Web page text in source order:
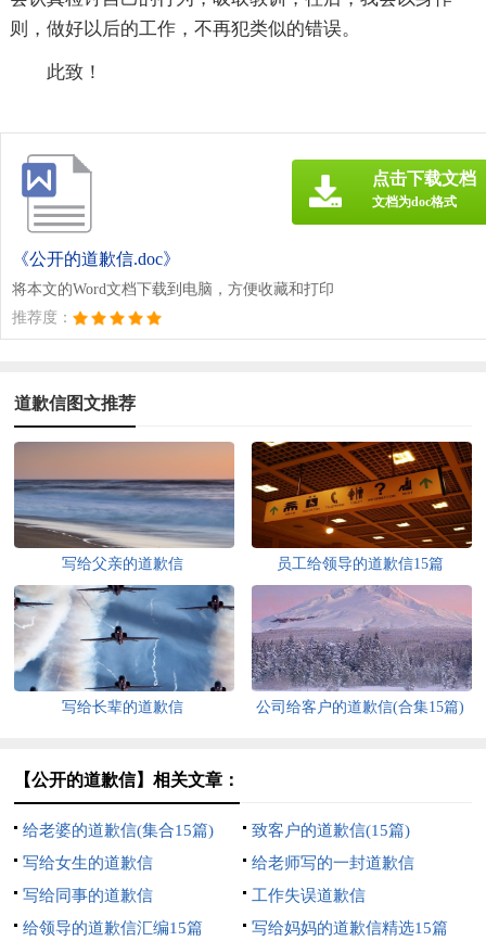
则，做好以后的工作，不再犯类似的错误。
此致！
《公开的道歉信.doc》
将本文的Word文档下载到电脑，方便收藏和打印
推荐度：
点击下载文档
文档为doc格式
道歉信图文推荐
写给父亲的道歉信 员工给领导的道歉信15篇
写给长辈的道歉信 公司给客户的道歉信(合集15篇)
【公开的道歉信】相关文章：
给老婆的道歉信(集合15篇)
致客户的道歉信(15篇)
写给女生的道歉信
给老师写的一封道歉信
写给同事的道歉信
工作失误道歉信
给领导的道歉信汇编15篇
写给妈妈的道歉信精选15篇